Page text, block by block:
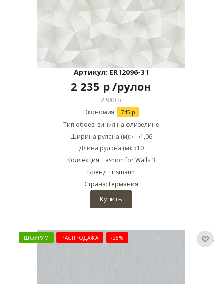
Артикул: ER12096-31
2 235 р /рулон
2 980р
Экономия 745 р
Тип обоев: винил на флизелине
Ширина рулона (м): ⟷1,06
Длина рулона (м): ↕10
Коллекция: Fashion for Walls 3
Бренд: Erismann
Страна: Германия
Купить
ШОУРУМ РАСПРОДАЖА -25%